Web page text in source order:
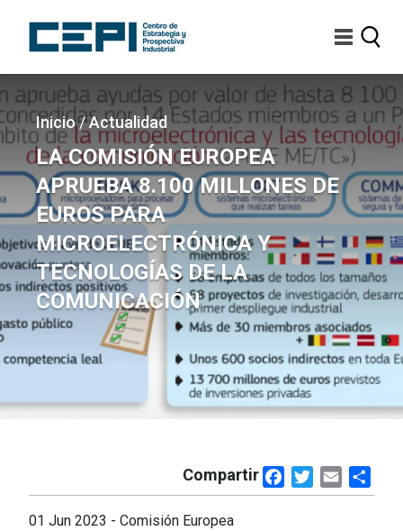
contenido
principal
Sobrescribir
enlaces
de
ayuda
a
la
navegación
Inicio/Actualidad
LA COMISIÓN EUROPEA
APRUEBA 8.100 MILLONES DE
EUROS PARA
MICROELECTRÓNICA Y
TECNOLOGÍAS DE LA
COMUNICACIÓN
Compartir FacebookTwitterEmail
01 Jun 2023 - Comisión Europea